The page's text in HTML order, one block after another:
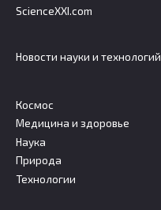
ScienceXXI.com
Новости науки и технологий
Космос
Медицина и здоровье
Наука
Природа
Технологии